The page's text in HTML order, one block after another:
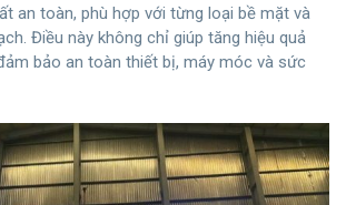
an toàn, phù hợp với từng loại bề mặt và
Điều này không chỉ giúp tăng hiệu quả
bảo an toàn thiết bị, máy móc và sức